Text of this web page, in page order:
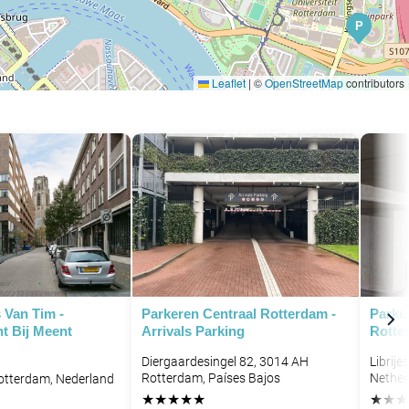
P
P
P
Leaflet | ©OpenStreetMapcontributors
Tim -
Bij Meent
Nederland
Parkeren Centraal Rotterdam -
Arrivals Parking
Diergaardesingel 82, 3014 AH
Rotterdam, Países Bajos
★★★★★ ★★ ★